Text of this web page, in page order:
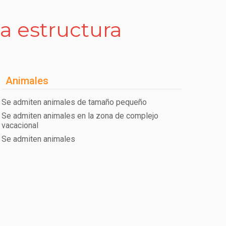
estructura
Animales
Se admiten animales de tamaño pequeño
Se admiten animales en la zona de complejo
vacacional
Se admiten animales